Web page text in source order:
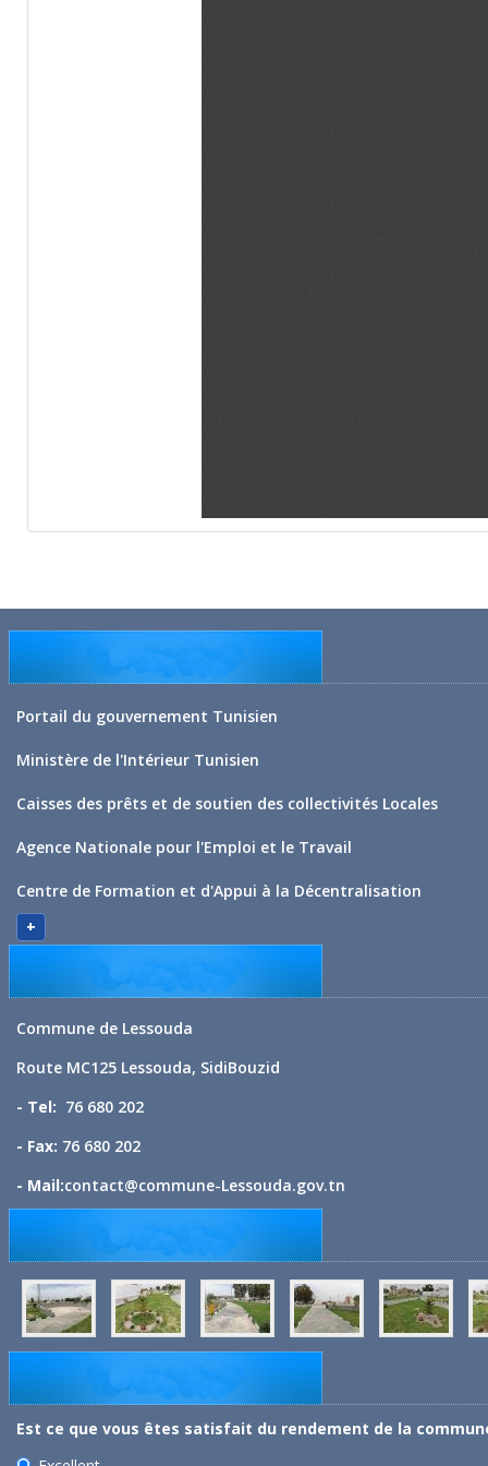
Portail du gouvernement Tunisien
Ministère de l'Intérieur Tunisien
Caisses des prêts et de soutien des collectivités Locales
Agence Nationale pour l'Emploi et le Travail
Centre de Formation et d'Appui à la Décentralisation
+
Commune de Lessouda
Route MC125 Lessouda, SidiBouzid
- Tel: 76 680 202
- Fax: 76 680 202
- Mail:contact@commune-Lessouda.gov.tn
Est ce que vous êtes satisfait du rendement de la